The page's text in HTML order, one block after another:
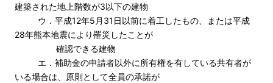
建築された地上階数が3以下の建物
ウ．平成12年5月31日以前に着工したもの、または平成
28年熊本地震により罹災したことが
確認できる建物
エ．補助金の申請者以外に所有権を有している共有者が
いる場合は、原則として全員の承諾が